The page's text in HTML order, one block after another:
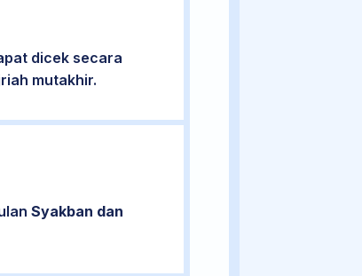
dicek secara
mutakhir.
Syakban dan